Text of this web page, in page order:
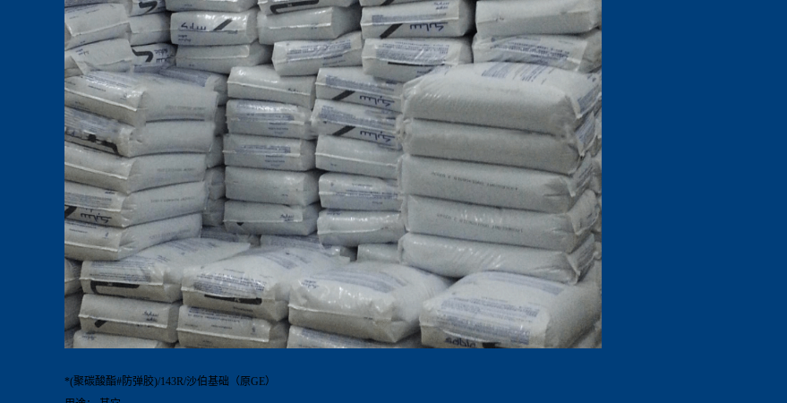
*(聚碳酸酯#防弹胶)/143R/沙伯基础（原GE）